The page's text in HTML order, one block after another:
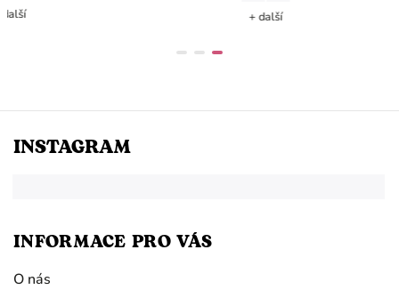
+ další
INSTAGRAM
INFORMACE PRO VÁS
O nás